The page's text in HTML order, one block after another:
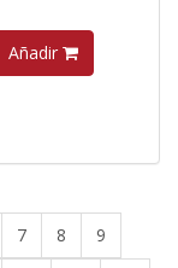
Añadir
7 8
9